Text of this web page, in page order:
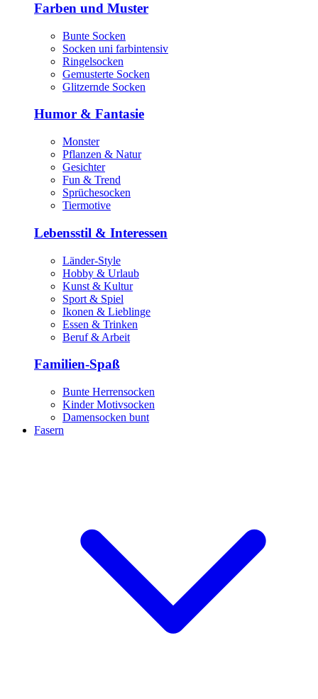
Farben und Muster
Bunte Socken
Socken uni farbintensiv
Ringelsocken
Gemusterte Socken
Glitzernde Socken
Humor & Fantasie
Monster
Pflanzen & Natur
Gesichter
Fun & Trend
Sprüchesocken
Tiermotive
Lebensstil & Interessen
Länder-Style
Hobby & Urlaub
Kunst & Kultur
Sport & Spiel
Ikonen & Lieblinge
Essen & Trinken
Beruf & Arbeit
Familien-Spaß
Bunte Herrensocken
Kinder Motivsocken
Damensocken bunt
Fasern